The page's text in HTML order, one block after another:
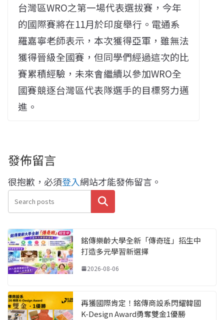
台灣區WRO之第一場代表選拔賽，今年
的國際賽將在11月於印度舉行。電通系
羅嘉寧老師表示，本次獲得亞軍，雖無法
獲得晉級全國賽，但同學們經過這次的比
賽累積經驗，未來會繼續以參加WRO全
國賽競逐台灣區代表隊選手的目標努力邁
進。
發佈留言
很抱歉，必須登入網站才能發佈留言。
搜尋
銘傳樂齡大學全新「傳奇班」招生中
打造多元學習新選擇
2026-08-06
再獲國際肯定！銘傳商設系閃耀韓國
K-Design Award勇奪雙金1優勝